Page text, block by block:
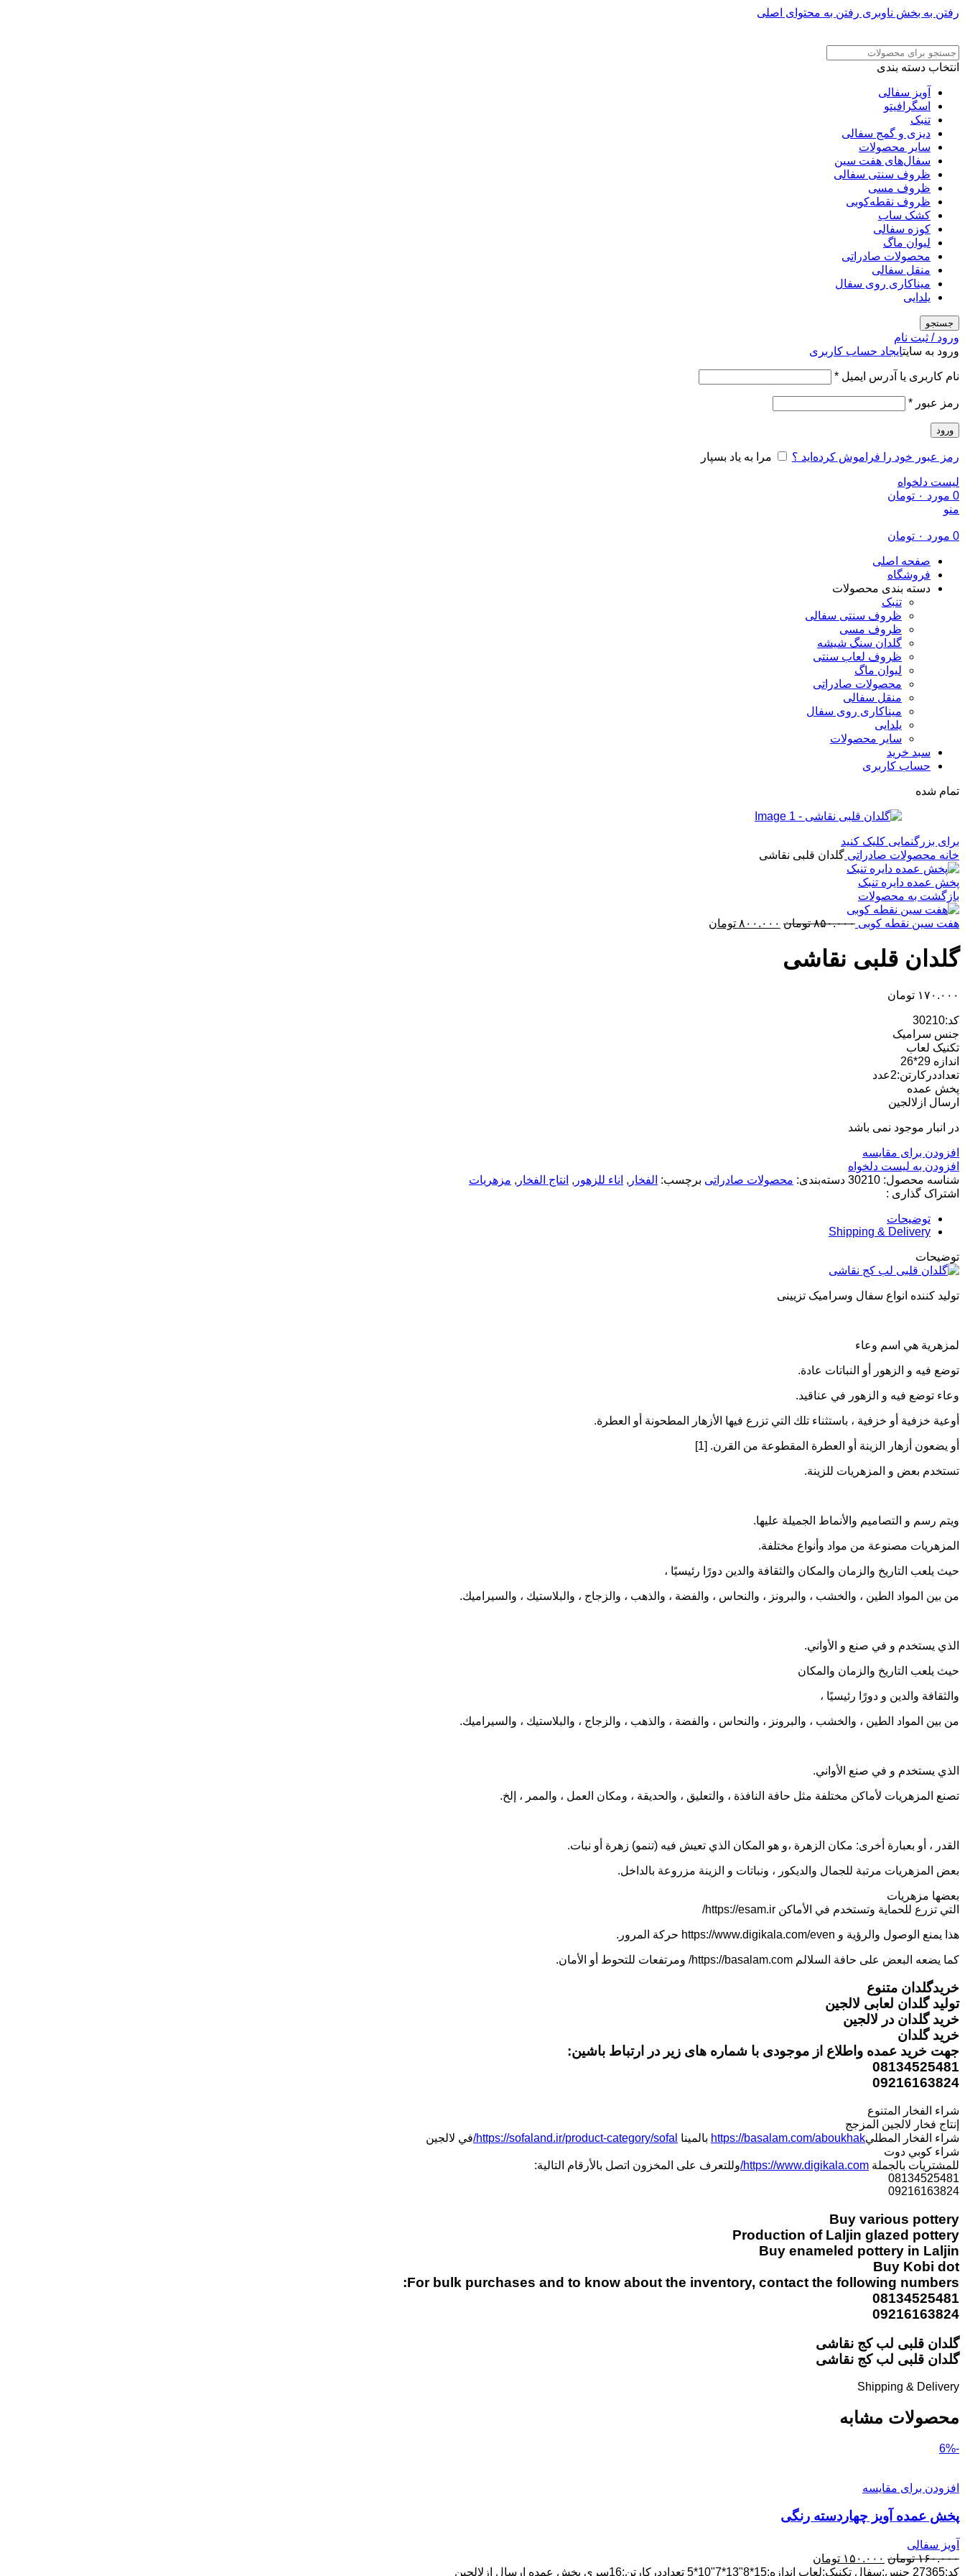
رفتن به بخش ناوبری رفتن به محتوای اصلی
انتخاب دسته بندی
آویز سفالی
اسگرافیتو
تنبک
دیزی و گمج سفالی
سایر محصولات
سفال‌های هفت‌ سین
ظروف سنتی سفالی
ظروف مسی
ظروف نقطه‌کوبی
کشک ساب
کوزه سفالی
لیوان ماگ
محصولات صادراتی
منقل سفالی
میناکاری روی سفال
یلدایی
جستجو
ورود / ثبت نام
ورود به سایتایجاد حساب کاربری
نام کاربری یا آدرس ایمیل *الزامی
رمز عبور *الزامی
ورود
رمز عبور خود را فراموش کرده‌اید ؟ مرا به یاد بسپار
لیست دلخواه
0 مورد ۰ تومان
منو
0 مورد ۰ تومان
صفحه اصلی
فروشگاه
دسته بندی محصولات
تنبک
ظروف سنتی سفالی
ظروف مسی
گلدان سنگ شیشه
ظروف لعاب سنتی
لیوان ماگ
محصولات صادراتی
منقل سفالی
میناکاری روی سفال
یلدایی
سایر محصولات
سبد خرید
حساب کاربری
تمام شده
برای بزرگنمایی کلیک کنید
خانه محصولات صادراتی گلدان قلبی نقاشی
پخش عمده دایره تنبک
بازگشت به محصولات
هفت سین نقطه کوبی ۸۵۰.۰۰۰ تومان قیمت
۸۰۰.۰۰۰ تومان
گلدان قلبی نقاشی
۱۷۰.۰۰۰ تومان
کد:30210
جنس سرامیک
تکنیک لعاب
اندازه 29*26
تعداددرکارتن:2عدد
پخش عمده
ارسال ازلالجین
در انبار موجود نمی باشد
افزودن برای مقایسه
افزودن به لیست دلخواه
شناسه محصول: 30210 دسته‌بندی: محصولات صادراتی برچسب: الفخار , اناء للزهور , انتاج الفخار , مزهریات
اشتراک گذاری :
توضیحات
Shipping & Delivery
توضیحات
تولید کننده انواع سفال وسرامیک تزیینی
لمزهرية هي اسم وعاء
توضع فيه و الزهور أو النباتات عادة.
وعاء توضع فيه و الزهور في عناقيد.
أوعية خزفية أو خزفية ، باستثناء تلك التي تزرع فيها الأزهار المطحونة أو العطرة.
أو يضعون أزهار الزينة أو العطرة المقطوعة من القرن. [1]
تستخدم بعض و المزهريات للزينة.
ويتم رسم و التصاميم والأنماط الجميلة عليها.
المزهريات مصنوعة من مواد وأنواع مختلفة.
حيث يلعب التاريخ والزمان والمكان والثقافة والدين دورًا رئيسيًا ،
من بين المواد الطين ، والخشب ، والبرونز ، والنحاس ، والفضة ، والذهب ، والزجاج ، والبلاستيك ، والسيراميك.
الذي يستخدم و في صنع و الأواني.
حيث يلعب التاريخ والزمان والمكان
والثقافة والدين و دورًا رئيسيًا ،
من بين المواد الطين ، والخشب ، والبرونز ، والنحاس ، والفضة ، والذهب ، والزجاج ، والبلاستيك ، والسيراميك.
الذي يستخدم و في صنع الأواني.
تصنع المزهريات لأماكن مختلفة مثل حافة النافذة ، والتعليق ، والحديقة ، ومكان العمل ، والممر ، إلخ.
القدر ، أو بعبارة أخرى: مكان الزهرة ،و هو المكان الذي تعيش فيه (تنمو) زهرة أو نبات.
بعض المزهريات مرتبة للجمال والديكور ، ونباتات و الزينة مزروعة بالداخل.
بعضها مزهريات
التي تزرع للحماية وتستخدم في الأماكن https://esam.ir/
هذا يمنع الوصول والرؤية و https://www.digikala.com/even حركة المرور.
كما يضعه البعض على حافة السلالم https://basalam.com/ ومرتفعات للتحوط أو الأمان.
خریدگلدان متنوع
تولید گلدان لعابی لالجین
خرید گلدان در لالجین
خرید گلدان
جهت خرید عمده واطلاع از موجودی با شماره های زیر در ارتباط باشین:
08134525481
09216163824
شراء الفخار المتنوع
إنتاج فخار لالجين المزجج
شراء الفخار المطليhttps://basalam.com/aboukhak بالمينا https://sofaland.ir/product-category/sofal/ في لالجين
شراء كوبي دوت
للمشتريات بالجملة https://www.digikala.com/ وللتعرف على المخزون اتصل بالأرقام التالية:
08134525481
09216163824
Buy various pottery
Production of Laljin glazed pottery
Buy enameled pottery in Laljin
Buy Kobi dot
For bulk purchases and to know about the inventory, contact the following numbers:
08134525481
09216163824
گلدان قلبی لب کج نقاشی
گلدان قلبی لب کج نقاشی
Shipping & Delivery
محصولات مشابه
-6%
افزودن برای مقایسه
پخش عمده آویز چهاردسته رنگی
آویز سفالی
۱۶۰.۰۰۰ تومان قیمت
اصلی:
۱۵۰.۰۰۰ تومان
فعلی:
کد:27365 جنس:سفال تکنیک:لعاب اندازه:15*8"13*7"10*5 تعداددرکارتن:16سری پخش عمده ارسال ازلالجین